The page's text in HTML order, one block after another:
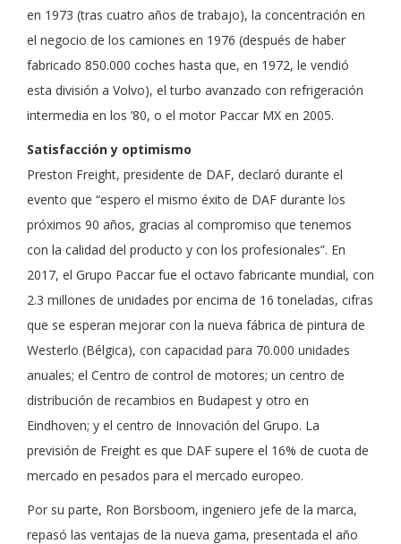
en 1973 (tras cuatro años de trabajo), la concentración en
el negocio de los camiones en 1976 (después de haber
fabricado 850.000 coches hasta que, en 1972, le vendió
esta división a Volvo), el turbo avanzado con refrigeración
intermedia en los ’80, o el motor Paccar MX en 2005.
Satisfacción y optimismo
Preston Freight, presidente de DAF, declaró durante el
evento que “espero el mismo éxito de DAF durante los
próximos 90 años, gracias al compromiso que tenemos
con la calidad del producto y con los profesionales”. En
2017, el Grupo Paccar fue el octavo fabricante mundial, con
2.3 millones de unidades por encima de 16 toneladas, cifras
que se esperan mejorar con la nueva fábrica de pintura de
Westerlo (Bélgica), con capacidad para 70.000 unidades
anuales; el Centro de control de motores; un centro de
distribución de recambios en Budapest y otro en
Eindhoven; y el centro de Innovación del Grupo. La
previsión de Freight es que DAF supere el 16% de cuota de
mercado en pesados para el mercado europeo.
Por su parte, Ron Borsboom, ingeniero jefe de la marca,
repasó las ventajas de la nueva gama, presentada el año